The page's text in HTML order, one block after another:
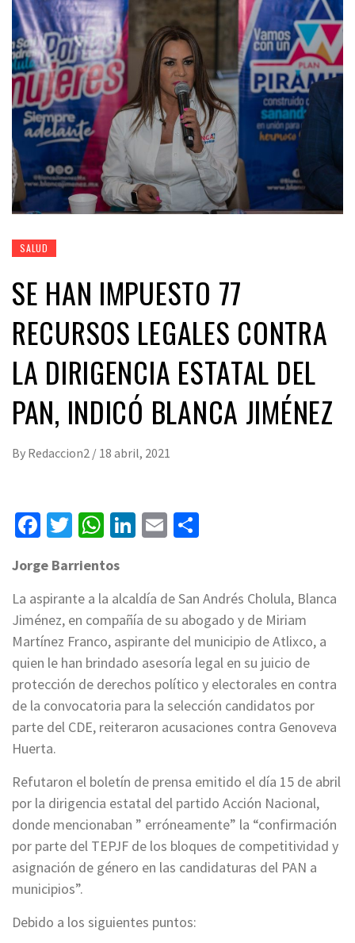
SALUD
SE HAN IMPUESTO 77
RECURSOS LEGALES CONTRA
LA DIRIGENCIA ESTATAL DEL
PAN, INDICÓ BLANCA JIMÉNEZ
By Redaccion2 / 18 abril, 2021
Facebook
Twitter
WhatsApp
LinkedIn
Email
Jorge Barrientos
La aspirante a la alcaldía de San Andrés Cholula, Blanca
Jiménez, en compañía de su abogado y de Miriam
Martínez Franco, aspirante del municipio de Atlixco, a
quien le han brindado asesoría legal en su juicio de
protección de derechos político y electorales en contra
de la convocatoria para la selección candidatos por
parte del CDE, reiteraron acusaciones contra Genoveva
Huerta.
Refutaron el boletín de prensa emitido el día 15 de abril
por la dirigencia estatal del partido Acción Nacional,
donde mencionaban ” erróneamente” la “confirmación
por parte del TEPJF de los bloques de competitividad y
asignación de género en las candidaturas del PAN a
municipios”.
Debido a los siguientes puntos: